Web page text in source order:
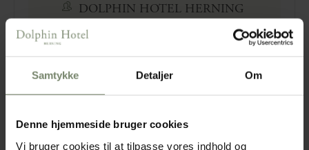
Samtykke Detaljer Om
Denne hjemmeside bruger cookies
Vi bruger cookies til at tilpasse vores indhold og
DOLPHIN HOTEL HERNING
BOOK EVENT